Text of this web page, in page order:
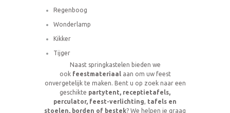
Regenboog
Wonderlamp
Kikker
Tijger
Naast springkastelen bieden we
ook feestmateriaalaan om uw feest
onvergetelijk te maken. Bent u op zoek naar een
geschikte partytent, receptietafels,
perculator, feest-verlichting, tafels en
stoelen, borden of bestek? We helpen je graag